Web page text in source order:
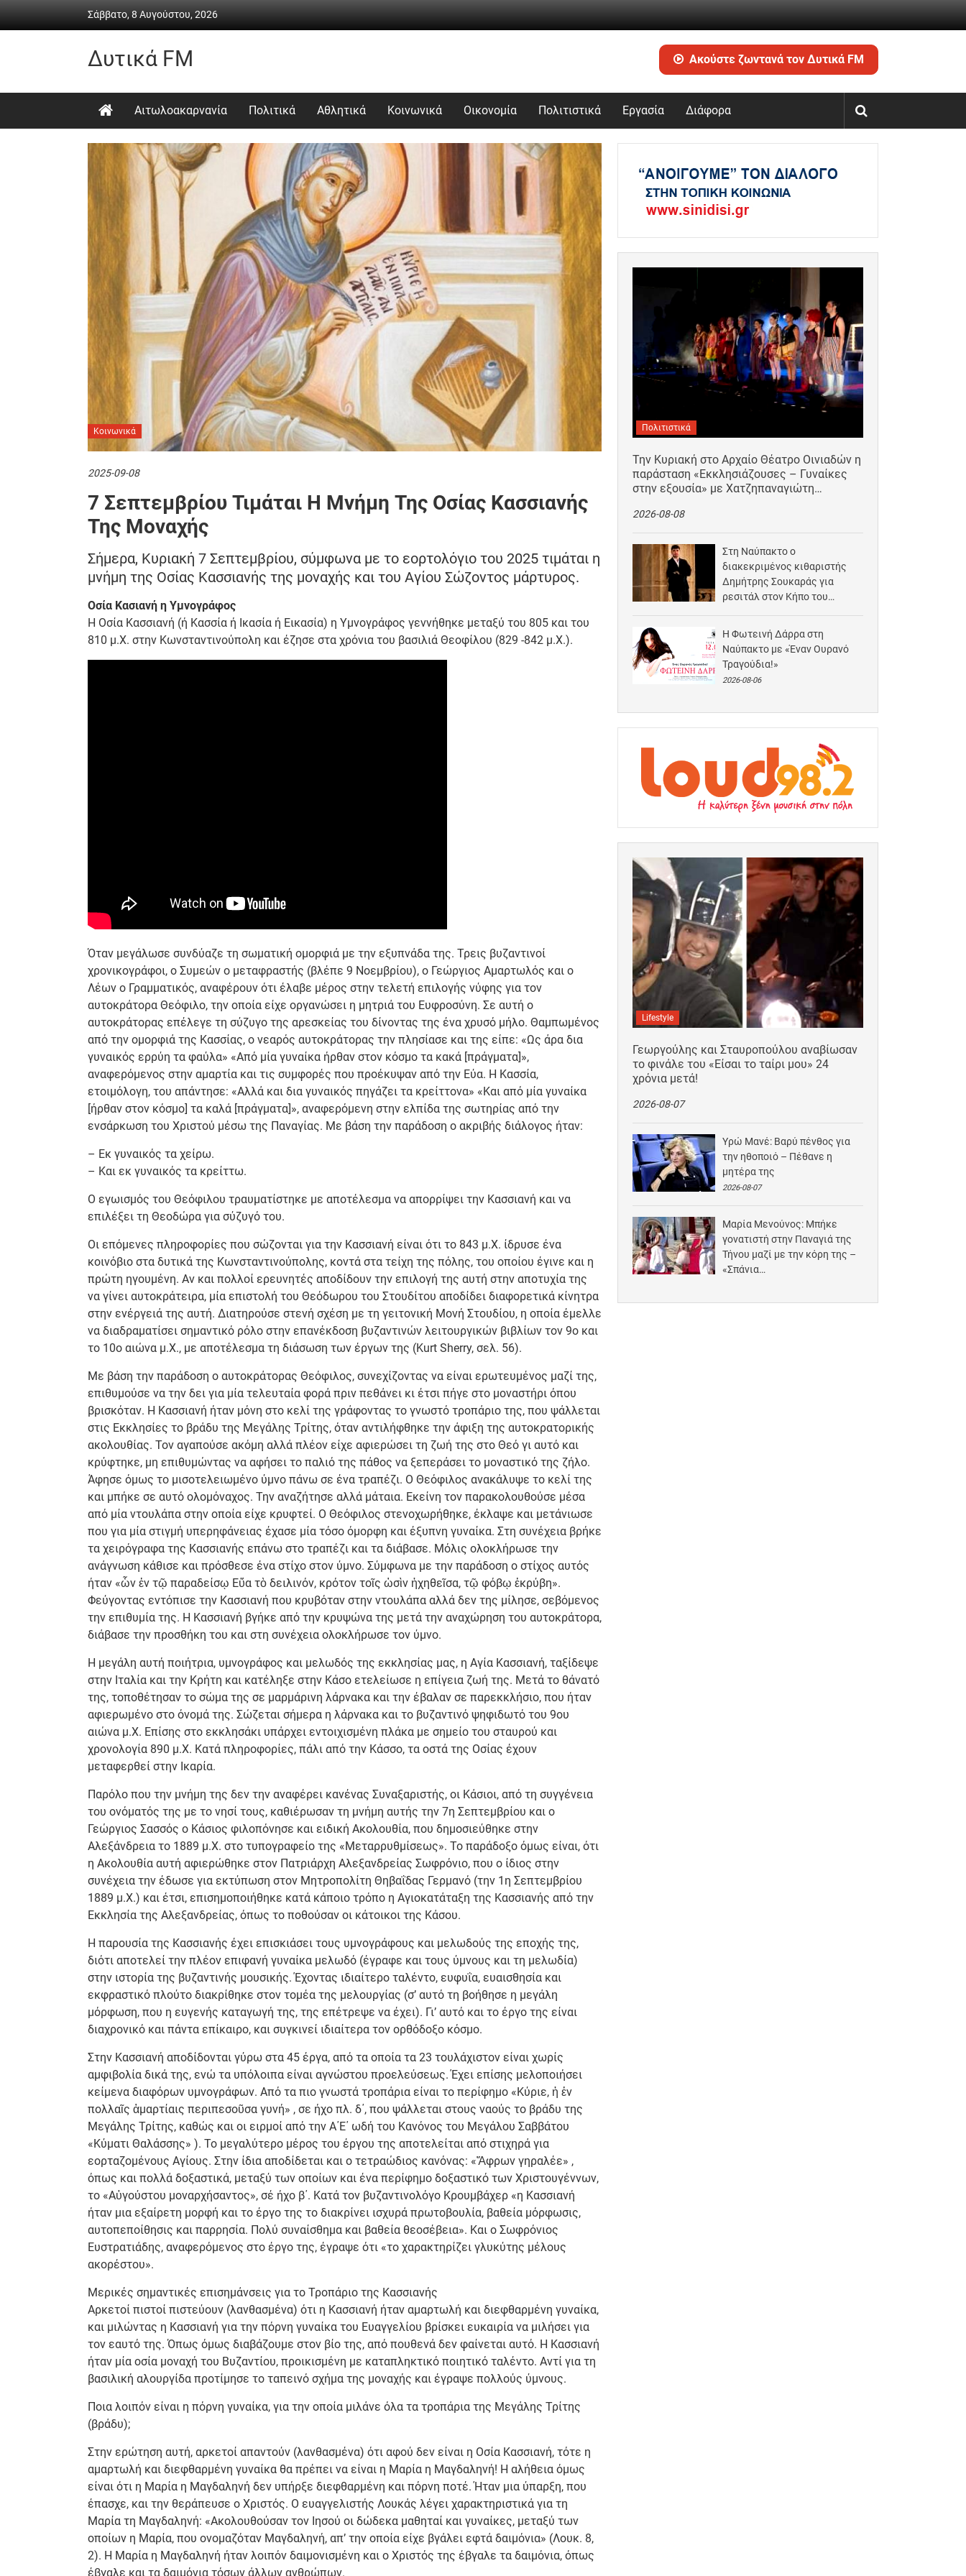
Σάββατο, 8 Αυγούστου, 2026
Δυτικά FM
Καθημερινή
&
Ακούστε ζωντανά τον Δυτικά FM
Αιτωλοακαρνανία Πολιτικά Αθλητικά Κοινωνικά Οικονομία Πολιτιστικά Εργασία Διάφορα
Κοινωνικά
2025-09-08
7 Σεπτεμβρίου Τιμάται Η Μνήμη Της Οσίας Κασσιανής
Της Μοναχής
Σήμερα, Κυριακή 7 Σεπτεμβρίου, σύμφωνα με το εορτολόγιο του 2025 τιμάται η
μνήμη της Οσίας Κασσιανής της μοναχής και του Αγίου Σώζοντος μάρτυρος.
Οσία Κασιανή η Υμνογράφος
Η Οσία Κασσιανή (ή Κασσία ή Ικασία ή Εικασία) η Υμνογράφος γεννήθηκε μεταξύ του 805 και του
810 μ.Χ. στην Κωνσταντινούπολη και έζησε στα χρόνια του βασιλιά Θεοφίλου (829 -842 μ.Χ.).
Όταν μεγάλωσε συνδύαζε τη σωματική ομορφιά με την εξυπνάδα της. Τρεις βυζαντινοί
χρονικογράφοι, ο Συμεών ο μεταφραστής (βλέπε 9 Νοεμβρίου), ο Γεώργιος Αμαρτωλός και ο
Λέων ο Γραμματικός, αναφέρουν ότι έλαβε μέρος στην τελετή επιλογής νύφης για τον
αυτοκράτορα Θεόφιλο, την οποία είχε οργανώσει η μητριά του Ευφροσύνη. Σε αυτή ο
αυτοκράτορας επέλεγε τη σύζυγο της αρεσκείας του δίνοντας της ένα χρυσό μήλο. Θαμπωμένος
από την ομορφιά της Κασσίας, ο νεαρός αυτοκράτορας την πλησίασε και της είπε: «Ως άρα δια
γυναικός ερρύη τα φαύλα» «Από μία γυναίκα ήρθαν στον κόσμο τα κακά [πράγματα]»,
αναφερόμενος στην αμαρτία και τις συμφορές που προέκυψαν από την Εύα. Η Κασσία,
ετοιμόλογη, του απάντησε: «Αλλά και δια γυναικός πηγάζει τα κρείττονα» «Και από μία γυναίκα
[ήρθαν στον κόσμο] τα καλά [πράγματα]», αναφερόμενη στην ελπίδα της σωτηρίας από την
ενσάρκωση του Χριστού μέσω της Παναγίας. Με βάση την παράδοση ο ακριβής διάλογος ήταν:
– Εκ γυναικός τα χείρω.
– Kαι εκ γυναικός τα κρείττω.
Ο εγωισμός του Θεόφιλου τραυματίστηκε με αποτέλεσμα να απορρίψει την Κασσιανή και να
επιλέξει τη Θεοδώρα για σύζυγό του.
Οι επόμενες πληροφορίες που σώζονται για την Κασσιανή είναι ότι το 843 μ.Χ. ίδρυσε ένα
κοινόβιο στα δυτικά της Κωνσταντινούπολης, κοντά στα τείχη της πόλης, του οποίου έγινε και η
πρώτη ηγουμένη. Αν και πολλοί ερευνητές αποδίδουν την επιλογή της αυτή στην αποτυχία της
να γίνει αυτοκράτειρα, μία επιστολή του Θεόδωρου του Στουδίτου αποδίδει διαφορετικά κίνητρα
στην ενέργειά της αυτή. Διατηρούσε στενή σχέση με τη γειτονική Μονή Στουδίου, η οποία έμελλε
να διαδραματίσει σημαντικό ρόλο στην επανέκδοση βυζαντινών λειτουργικών βιβλίων τον 9ο και
το 10ο αιώνα μ.Χ., με αποτέλεσμα τη διάσωση των έργων της (Kurt Sherry, σελ. 56).
Με βάση την παράδοση ο αυτοκράτορας Θεόφιλος, συνεχίζοντας να είναι ερωτευμένος μαζί της,
επιθυμούσε να την δει για μία τελευταία φορά πριν πεθάνει κι έτσι πήγε στο μοναστήρι όπου
βρισκόταν. Η Κασσιανή ήταν μόνη στο κελί της γράφοντας το γνωστό τροπάριο της, που ψάλλεται
στις Εκκλησίες το βράδυ της Μεγάλης Τρίτης, όταν αντιλήφθηκε την άφιξη της αυτοκρατορικής
ακολουθίας. Τον αγαπούσε ακόμη αλλά πλέον είχε αφιερώσει τη ζωή της στο Θεό γι αυτό και
κρύφτηκε, μη επιθυμώντας να αφήσει το παλιό της πάθος να ξεπεράσει το μοναστικό της ζήλο.
Άφησε όμως το μισοτελειωμένο ύμνο πάνω σε ένα τραπέζι. Ο Θεόφιλος ανακάλυψε το κελί της
και μπήκε σε αυτό ολομόναχος. Την αναζήτησε αλλά μάταια. Εκείνη τον παρακολουθούσε μέσα
από μία ντουλάπα στην οποία είχε κρυφτεί. Ο Θεόφιλος στενοχωρήθηκε, έκλαψε και μετάνιωσε
που για μία στιγμή υπερηφάνειας έχασε μία τόσο όμορφη και έξυπνη γυναίκα. Στη συνέχεια βρήκε
τα χειρόγραφα της Κασσιανής επάνω στο τραπέζι και τα διάβασε. Μόλις ολοκλήρωσε την
ανάγνωση κάθισε και πρόσθεσε ένα στίχο στον ύμνο. Σύμφωνα με την παράδοση ο στίχος αυτός
ήταν «ὧν ἐν τῷ παραδείσῳ Εὔα τὸ δειλινόν, κρότον τοῖς ὠσὶν ἠχηθεῖσα, τῷ φόβῳ ἐκρύβη».
Φεύγοντας εντόπισε την Κασσιανή που κρυβόταν στην ντουλάπα αλλά δεν της μίλησε, σεβόμενος
την επιθυμία της. Η Κασσιανή βγήκε από την κρυψώνα της μετά την αναχώρηση του αυτοκράτορα,
διάβασε την προσθήκη του και στη συνέχεια ολοκλήρωσε τον ύμνο.
Η μεγάλη αυτή ποιήτρια, υμνογράφος και μελωδός της εκκλησίας μας, η Αγία Κασσιανή, ταξίδεψε
στην Ιταλία και την Κρήτη και κατέληξε στην Κάσο ετελείωσε η επίγεια ζωή της. Μετά το θάνατό
της, τοποθέτησαν το σώμα της σε μαρμάρινη λάρνακα και την έβαλαν σε παρεκκλήσιο, που ήταν
αφιερωμένο στο όνομά της. Σώζεται σήμερα η λάρνακα και το βυζαντινό ψηφιδωτό του 9ου
αιώνα μ.Χ. Επίσης στο εκκλησάκι υπάρχει εντοιχισμένη πλάκα με σημείο του σταυρού και
χρονολογία 890 μ.Χ. Κατά πληροφορίες, πάλι από την Κάσσο, τα οστά της Οσίας έχουν
μεταφερθεί στην Ικαρία.
Παρόλο που την μνήμη της δεν την αναφέρει κανένας Συναξαριστής, οι Κάσιοι, από τη συγγένεια
του ονόματός της με το νησί τους, καθιέρωσαν τη μνήμη αυτής την 7η Σεπτεμβρίου και ο
Γεώργιος Σασσός ο Κάσιος φιλοπόνησε και ειδική Ακολουθία, που δημοσιεύθηκε στην
Αλεξάνδρεια το 1889 μ.Χ. στο τυπογραφείο της «Μεταρρυθμίσεως». Το παράδοξο όμως είναι, ότι
η Ακολουθία αυτή αφιερώθηκε στον Πατριάρχη Αλεξανδρείας Σωφρόνιο, που ο ίδιος στην
συνέχεια την έδωσε για εκτύπωση στον Μητροπολίτη Θηβαΐδας Γερμανό (την 1η Σεπτεμβρίου
1889 μ.Χ.) και έτσι, επισημοποιήθηκε κατά κάποιο τρόπο η Αγιοκατάταξη της Κασσιανής από την
Εκκλησία της Αλεξανδρείας, όπως το ποθούσαν οι κάτοικοι της Κάσου.
Η παρουσία της Κασσιανής έχει επισκιάσει τους υμνογράφους και μελωδούς της εποχής της,
διότι αποτελεί την πλέον επιφανή γυναίκα μελωδό (έγραφε και τους ύμνους και τη μελωδία)
στην ιστορία της βυζαντινής μουσικής. Έχοντας ιδιαίτερο ταλέντο, ευφυΐα, ευαισθησία και
εκφραστικό πλούτο διακρίθηκε στον τομέα της μελουργίας (σ’ αυτό τη βοήθησε η μεγάλη
μόρφωση, που η ευγενής καταγωγή της, της επέτρεψε να έχει). Γι’ αυτό και το έργο της είναι
διαχρονικό και πάντα επίκαιρο, και συγκινεί ιδιαίτερα τον ορθόδοξο κόσμο.
Στην Κασσιανή αποδίδονται γύρω στα 45 έργα, από τα οποία τα 23 τουλάχιστον είναι χωρίς
αμφιβολία δικά της, ενώ τα υπόλοιπα είναι αγνώστου προελεύσεως. Έχει επίσης μελοποιήσει
κείμενα διαφόρων υμνογράφων. Από τα πιο γνωστά τροπάρια είναι το περίφημο «Κύριε, ἡ ἐν
πολλαῖς ἁμαρτίαις περιπεσοῦσα γυνή» , σε ήχο πλ. δ΄, που ψάλλεται στους ναούς το βράδυ της
Μεγάλης Τρίτης, καθώς και οι ειρμοί από την Α΄Ε΄ ωδή του Κανόνος του Μεγάλου Σαββάτου
«Κύματι Θαλάσσης» ). Το μεγαλύτερο μέρος του έργου της αποτελείται από στιχηρά για
εορταζομένους Αγίους. Στην ίδια αποδίδεται και ο τετραώδιος κανόνας: «Ἄφρων γηραλέε» ,
όπως και πολλά δοξαστικά, μεταξύ των οποίων και ένα περίφημο δοξαστικό των Χριστουγέννων,
το «Αὐγούστου μοναρχήσαντος», σέ ήχο β΄. Κατά τον βυζαντινολόγο Κρουμβάχερ «η Κασσιανή
ήταν μια εξαίρετη μορφή και το έργο της το διακρίνει ισχυρά πρωτοβουλία, βαθεία μόρφωσις,
αυτοπεποίθησις και παρρησία. Πολύ συναίσθημα και βαθεία θεοσέβεια». Και ο Σωφρόνιος
Ευστρατιάδης, αναφερόμενος στο έργο της, έγραψε ότι «το χαρακτηρίζει γλυκύτης μέλους
ακορέστου».
Μερικές σημαντικές επισημάνσεις για το Τροπάριο της Κασσιανής
Αρκετοί πιστοί πιστεύουν (λανθασμένα) ότι η Κασσιανή ήταν αμαρτωλή και διεφθαρμένη γυναίκα,
και μιλώντας η Κασσιανή για την πόρνη γυναίκα του Ευαγγελίου βρίσκει ευκαιρία να μιλήσει για
τον εαυτό της. Όπως όμως διαβάζουμε στον βίο της, από πουθενά δεν φαίνεται αυτό. Η Κασσιανή
ήταν μία οσία μοναχή του Βυζαντίου, προικισμένη με καταπληκτικό ποιητικό ταλέντο. Αντί για τη
βασιλική αλουργίδα προτίμησε το ταπεινό σχήμα της μοναχής και έγραψε πολλούς ύμνους.
Ποια λοιπόν είναι η πόρνη γυναίκα, για την οποία μιλάνε όλα τα τροπάρια της Μεγάλης Τρίτης
(βράδυ);
Στην ερώτηση αυτή, αρκετοί απαντούν (λανθασμένα) ότι αφού δεν είναι η Οσία Κασσιανή, τότε η
αμαρτωλή και διεφθαρμένη γυναίκα θα πρέπει να είναι η Μαρία η Μαγδαληνή! Η αλήθεια όμως
είναι ότι η Μαρία η Μαγδαληνή δεν υπήρξε διεφθαρμένη και πόρνη ποτέ. Ήταν μια ύπαρξη, που
έπασχε, και την θεράπευσε ο Χριστός. Ο ευαγγελιστής Λουκάς λέγει χαρακτηριστικά για τη
Μαρία τη Μαγδαληνή: «Ακολουθούσαν τον Ιησού οι δώδεκα μαθηταί και γυναίκες, μεταξύ των
οποίων η Μαρία, που ονομαζόταν Μαγδαληνή, απ’ την οποία είχε βγάλει εφτά δαιμόνια» (Λουκ. 8,
2). Η Μαρία η Μαγδαληνή ήταν λοιπόν δαιμονισμένη και ο Χριστός της έβγαλε τα δαιμόνια, όπως
έβγαλε και τα δαιμόνια τόσων άλλων ανθρώπων.
Πολιτιστικά
Την Κυριακή στο Αρχαίο Θέατρο Οινιαδών η
παράσταση «Εκκλησιάζουσες – Γυναίκες
στην εξουσία» με Χατζηπαναγιώτη…
2026-08-08
Στη Ναύπακτο ο
διακεκριμένος κιθαριστής
Δημήτρης Σουκαράς για
ρεσιτάλ στον Κήπο του
Η Φωτεινή Δάρρα στη
Ναύπακτο με «Έναν Ουρανό
Τραγούδια!»
2026-08-06
Lifestyle
Γεωργούλης και Σταυροπούλου αναβίωσαν
το φινάλε του «Είσαι το ταίρι μου» 24
χρόνια μετά!
2026-08-07
Υρώ Μανέ: Βαρύ πένθος για
την ηθοποιό – Πέθανε η
μητέρα της
2026-08-07
Μαρία Μενούνος: Μπήκε
γονατιστή στην Παναγιά της
Τήνου μαζί με την κόρη της –
«Σπάνια…